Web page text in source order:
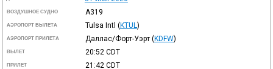
ВОЗДУШНОЕ СУДНО A319
АЭРОПОРТ ВЫЛЕТА Tulsa Intl (KTUL )
АЭРОПОРТ ПРИЛЕТА Даллас/Форт-Уэрт (KDFW)
ВЫЛЕТ 20:52 CDT
ПРИЛЕТ 21:42 CDT